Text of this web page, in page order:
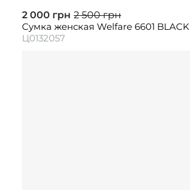
2 000 грн 2 500 грн
Сумка женская Welfare 6601 BLACK
Ц0132057